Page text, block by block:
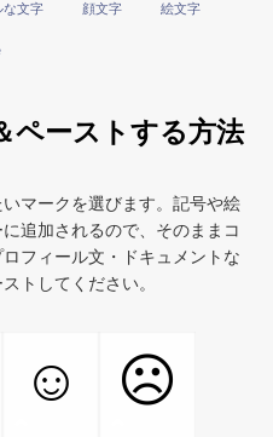
な文字 顔文字 絵文字
ペーストする方法
マークを選びます。記号や絵
追加されるので、そのままコ
フィール文・ドキュメントな
トしてください。
☺
☹